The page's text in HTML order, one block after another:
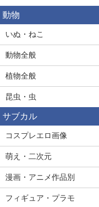
動物
いぬ・ねこ
動物全般
植物全般
昆虫・虫
サブカル
コスプレエロ画像
萌え・二次元
漫画・アニメ作品別
フィギュア・プラモ